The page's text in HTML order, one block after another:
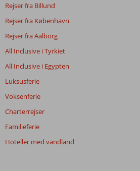
Maden
7,2
Børnevenlig 5,7
Wifi-kvalitet
8,0
Rejser fra Billund
Rejser fra København
Rejser fra Aalborg
All Inclusive i Tyrkiet
All Inclusive i Egypten
Luksusferie
Voksenferie
Charterrejser
Familieferie
Hoteller med vandland